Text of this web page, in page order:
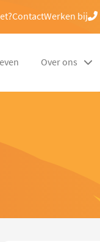
ContactWerken bij
Over ons